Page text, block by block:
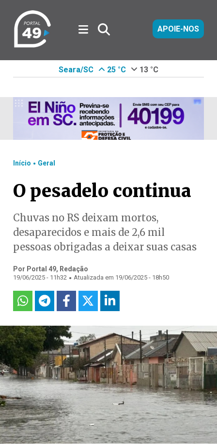
APOIE-NOS
Seara/SC 25 °C 13 °C
Início . Geral
O pesadelo continua
Chuvas no RS deixam mortos,
desaparecidos e mais de 2,6 mil
pessoas obrigadas a deixar suas casas
Por Portal 49, Redação
19/06/2025 - 11h32 . Atualizada em 19/06/2025 - 18h50